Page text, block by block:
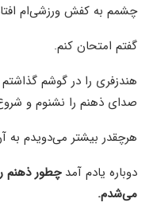
چشمم به کفش ورزشی‌ام
گفتم امتحان کنم.
هندزفری را در گوشم گذاشتم
صدای ذهنم را نشنوم و
هرچقدر بیشتر می‌دویدم
دوباره یادم آمدچطور ذهنم
می‌شدم.